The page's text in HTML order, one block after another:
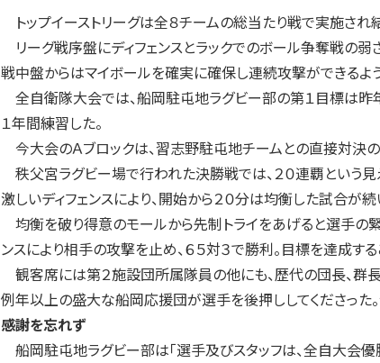
トップイーストリーグは全８チームの総当たり戦で実施され
リーグ戦序盤にディフェンスとラックでのボール争奪戦の
戦中盤からはマイボールを確実に確保し連続攻撃ができるよ
全自衛隊大会では、船岡駐屯地ラグビー部の第１目標は昨
１年間練習した。
今大会のＡブロックは、習志野駐屯地チームとの直接対決の
秩父宮ラグビー場で行われた決勝戦では、２０連覇という
激しいディフェンスにより、開始から２０分は均衡した試合が続
均衡を破り得意のモールから先制トライをあげると選手の
ンスにより相手の攻撃を止め、６５対３で勝利。目標を達成する
観客席には第２施設団所属隊員の他にも、歴代の団長、群
例年以上の盛大な船岡応援団が選手を後押ししてくださった
感謝を忘れず
船岡駐屯地ラグビー部は「選手及びスタッフは、全自大会